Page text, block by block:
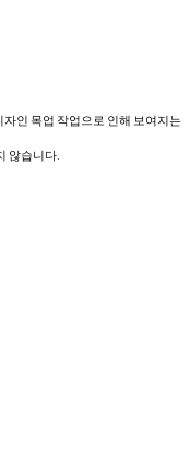
인 목업 작업으로 인해 보여지는
않습니다.